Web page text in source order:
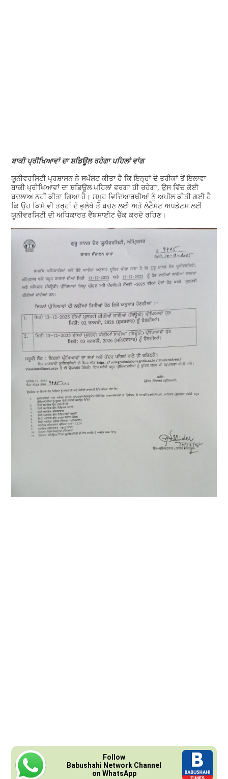
ਬਾਕੀ ਪ੍ਰੀਖਿਆਵਾਂ ਦਾ ਸ਼ਡਿਊਲ ਰਹੇਗਾ ਪਹਿਲਾਂ ਵਾਂਗ
ਯੂਨੀਵਰਸਿਟੀ ਪ੍ਰਸ਼ਾਸਨ ਨੇ ਸਪੱਸ਼ਟ ਕੀਤਾ ਹੈ ਕਿ ਇਨ੍ਹਾਂ ਦੋ ਤਰੀਕਾਂ ਤੋਂ ਇਲਾਵਾ
ਬਾਕੀ ਪ੍ਰੀਖਿਆਵਾਂ ਦਾ ਸ਼ਡਿਊਲ ਪਹਿਲਾਂ ਵਰਗਾ ਹੀ ਰਹੇਗਾ, ਉਸ ਵਿੱਚ ਕੋਈ
ਬਦਲਾਅ ਨਹੀਂ ਕੀਤਾ ਗਿਆ ਹੈ। ਸਮੂਹ ਵਿਦਿਆਰਥੀਆਂ ਨੂੰ ਅਪੀਲ ਕੀਤੀ ਗਈ ਹੈ
ਕਿ ਉਹ ਕਿਸੇ ਵੀ ਤਰ੍ਹਾਂ ਦੇ ਭੁਲੇਖੇ ਤੋਂ ਬਚਣ ਲਈ ਅਤੇ ਲੇਟੈਸਟ ਅਪਡੇਟਸ ਲਈ
ਯੂਨੀਵਰਸਿਟੀ ਦੀ ਅਧਿਕਾਰਤ ਵੈੱਬਸਾਈਟ ਚੈੱਕ ਕਰਦੇ ਰਹਿਣ।
Follow
Babushahi Network Channel
on WhatsApp